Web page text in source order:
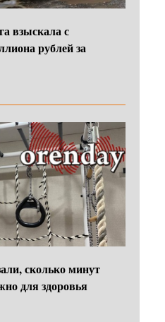
взыскала с
рублей за
сколько минут
для здоровья